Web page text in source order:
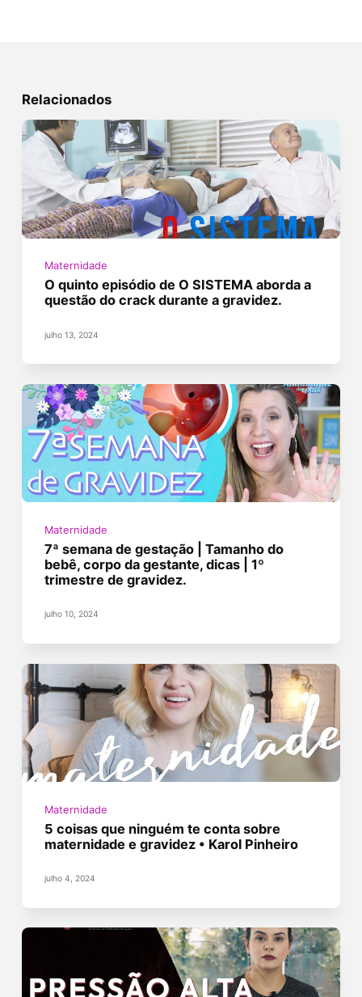
Relacionados
Maternidade
O quinto episódio de O SISTEMA aborda a
questão do crack durante a gravidez.
julho 13, 2024
Maternidade
7ª semana de gestação | Tamanho do
bebê, corpo da gestante, dicas | 1º
trimestre de gravidez.
julho 10, 2024
Maternidade
5 coisas que ninguém te conta sobre
maternidade e gravidez • Karol Pinheiro
julho 4, 2024